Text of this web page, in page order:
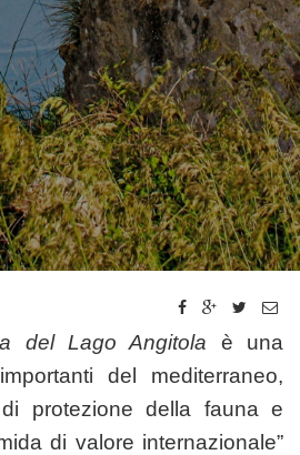
del Lago Angitola è una
del mediterraneo,
protezione della fauna e
di valore internazionale”